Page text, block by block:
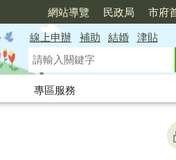
網站導覽 民政局 市府
線上申辦 補助 結婚
津貼
專區服務